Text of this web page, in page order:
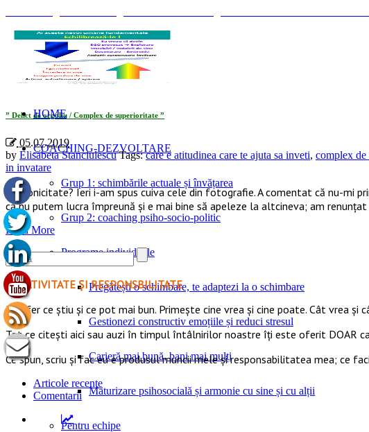
HOME
COACHING-DEZVOLTARE
Grup 1: schimbările actuale și învățarea
Grup 2: coaching psiho-socio-politic
Programe individuale
Pregătești o schimbare, te adaptezi la o schimbare
Gestionezi constructiv emoțiile și reduci stresul
Carieră mai bună, bani mai mulți
Maturizare psihosocială și armonie cu sine și cu alții
Pentru echipe
” Delict de orgoliu / Complex de superioritate ”
05.07.2019
by Elisabeta Stanciulescu Tags:care e atitudinea care te ajuta sa inveti, complex de
in invatare
Sincronicitate? Ieri i-am spus cuiva cele din fotografie. A comentat că nu-mi
că nu putem lucra împreună și e mai bine să apeleze la altcineva; am
Read More
CREATIVITATE ȘI RESPONSBILITATE
Eu ofer ce ştiu şi ce pot mai bun. Primeşte cine vrea şi cine poate. Cât vrea şi
Tot ce citești aici sau auzi în timpul întâlnirilor noastre îți este oferit DOAR
Ce spun, scriu și fac eu e produsul muncii mele și responsabilitatea mea; ce
Articole recente
Comentarii